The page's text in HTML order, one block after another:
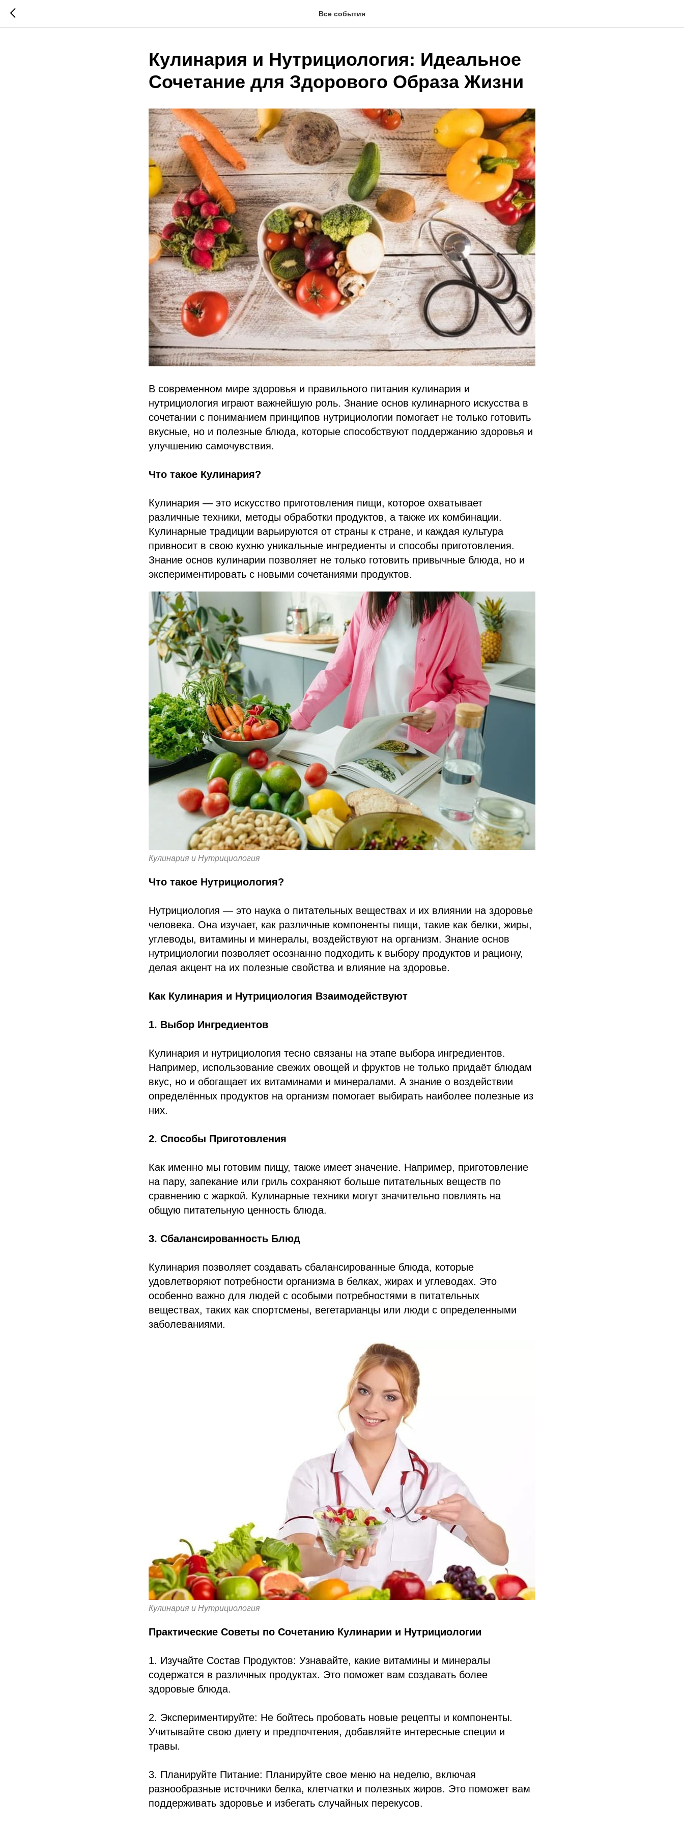
Все события
Кулинария и Нутрициология: Идеальное
Сочетание для Здорового Образа Жизни
В современном мире здоровья и правильного питания кулинария и
нутрициология играют важнейшую роль. Знание основ кулинарного искусства в
сочетании с пониманием принципов нутрициологии помогает не только готовить
вкусные, но и полезные блюда, которые способствуют поддержанию здоровья и
улучшению самочувствия.
Что такое Кулинария?
Кулинария — это искусство приготовления пищи, которое охватывает
различные техники, методы обработки продуктов, а также их комбинации.
Кулинарные традиции варьируются от страны к стране, и каждая культура
привносит в свою кухню уникальные ингредиенты и способы приготовления.
Знание основ кулинарии позволяет не только готовить привычные блюда, но и
экспериментировать с новыми сочетаниями продуктов.
Кулинария и Нутрициология
Что такое Нутрициология?
Нутрициология — это наука о питательных веществах и их влиянии на здоровье
человека. Она изучает, как различные компоненты пищи, такие как белки, жиры,
углеводы, витамины и минералы, воздействуют на организм. Знание основ
нутрициологии позволяет осознанно подходить к выбору продуктов и рациону,
делая акцент на их полезные свойства и влияние на здоровье.
Как Кулинария и Нутрициология Взаимодействуют
1. Выбор Ингредиентов
Кулинария и нутрициология тесно связаны на этапе выбора ингредиентов.
Например, использование свежих овощей и фруктов не только придаёт блюдам
вкус, но и обогащает их витаминами и минералами. А знание о воздействии
определённых продуктов на организм помогает выбирать наиболее полезные из
них.
2. Способы Приготовления
Как именно мы готовим пищу, также имеет значение. Например, приготовление
на пару, запекание или гриль сохраняют больше питательных веществ по
сравнению с жаркой. Кулинарные техники могут значительно повлиять на
общую питательную ценность блюда.
3. Сбалансированность Блюд
Кулинария позволяет создавать сбалансированные блюда, которые
удовлетворяют потребности организма в белках, жирах и углеводах. Это
особенно важно для людей с особыми потребностями в питательных
веществах, таких как спортсмены, вегетарианцы или люди с определенными
заболеваниями.
Кулинария и Нутрициология
Практические Советы по Сочетанию Кулинарии и Нутрициологии
1. Изучайте Состав Продуктов: Узнавайте, какие витамины и минералы
содержатся в различных продуктах. Это поможет вам создавать более
здоровые блюда.
2. Экспериментируйте: Не бойтесь пробовать новые рецепты и компоненты.
Учитывайте свою диету и предпочтения, добавляйте интересные специи и
травы.
3. Планируйте Питание: Планируйте свое меню на неделю, включая
разнообразные источники белка, клетчатки и полезных жиров. Это поможет вам
поддерживать здоровье и избегать случайных перекусов.